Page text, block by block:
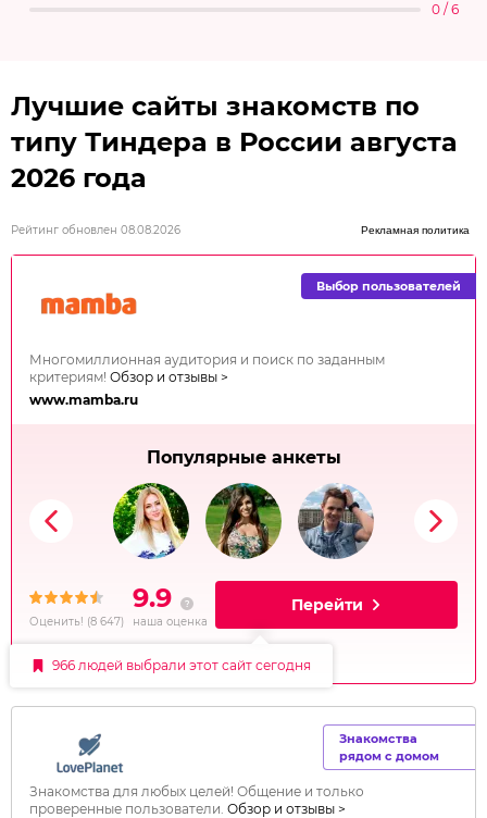
0 / 6
Лучшие сайты знакомств по
типу Тиндера в России августа
2026 года
Рейтинг обновлен 08.08.2026 Рекламная политика
Выбор пользователей
Многомиллионная аудитория и поиск по заданным
критериям! Обзор и отзывы >
www.mamba.ru
Популярные анкеты
Оценить! (8 647)
9.9
наша оценка
Перейти
966 людей выбрали этот сайт сегодня
Знакомства
рядом с домом
Знакомства для любых целей! Общение и только
проверенные пользователи. Обзор и отзывы >